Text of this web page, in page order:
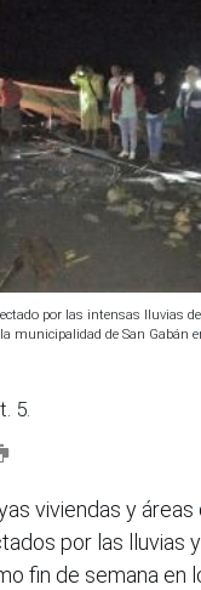
por las intensas lluvias
municipalidad de San Gabán
5.
viviendas y
por las lluvias
fin de semana en